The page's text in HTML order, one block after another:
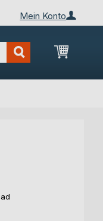
Mein Konto
Mein